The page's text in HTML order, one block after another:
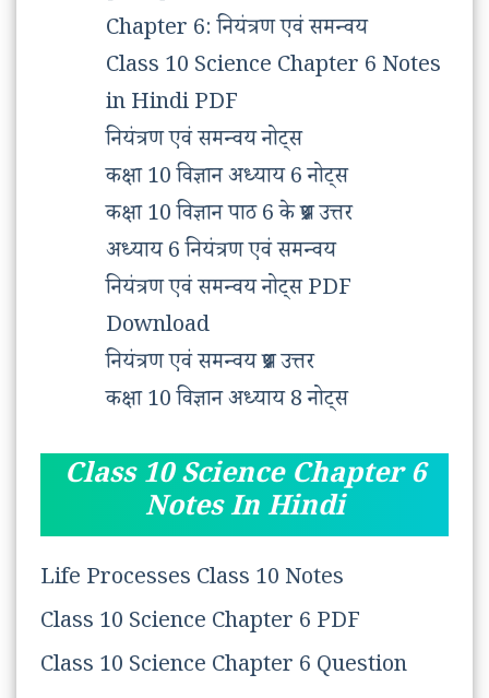
Chapter 6: नियंत्रण एवं समन्वय
Class 10 Science Chapter 6 Notes
in Hindi PDF
नियंत्रण एवं समन्वय नोट्स
कक्षा 10 विज्ञान अध्याय 6 नोट्स
कक्षा 10 विज्ञान पाठ 6 के प्रश्न उत्तर
अध्याय 6 नियंत्रण एवं समन्वय
नियंत्रण एवं समन्वय नोट्स PDF
Download
नियंत्रण एवं समन्वय प्रश्न उत्तर
कक्षा 10 विज्ञान अध्याय 8 नोट्स
Class 10 Science Chapter 6
Notes In Hindi
Life Processes Class 10 Notes
Class 10 Science Chapter 6 PDF
Class 10 Science Chapter 6 Question